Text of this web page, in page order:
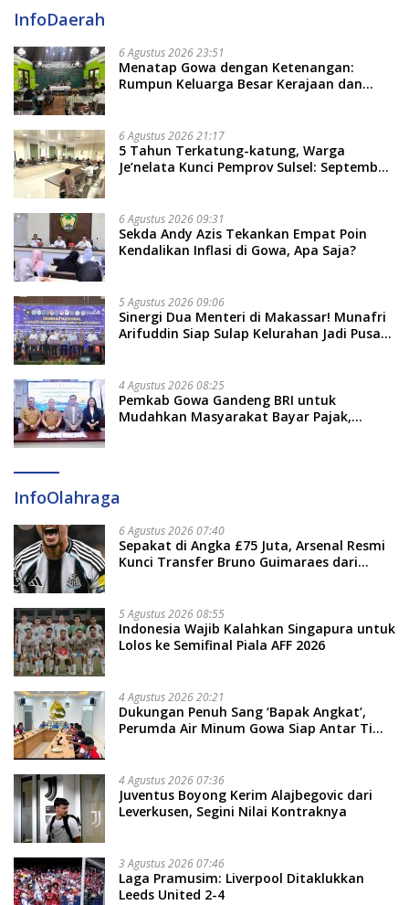
InfoDaerah
6 Agustus 2026 23:51
Menatap Gowa dengan Ketenangan:
Rumpun Keluarga Besar Kerajaan dan
Soal Adat dan Adab
6 Agustus 2026 21:17
5 Tahun Terkatung-katung, Warga
Je’nelata Kunci Pemprov Sulsel: September
6 Agustus 2026 09:31
Sekda Andy Azis Tekankan Empat Poin
Kendalikan Inflasi di Gowa, Apa Saja?
5 Agustus 2026 09:06
Sinergi Dua Menteri di Makassar! Munafri
Arifuddin Siap Sulap Kelurahan Jadi Pusat
4 Agustus 2026 08:25
Pemkab Gowa Gandeng BRI untuk
Mudahkan Masyarakat Bayar Pajak,
InfoOlahraga
6 Agustus 2026 07:40
Sepakat di Angka £75 Juta, Arsenal Resmi
Kunci Transfer Bruno Guimaraes dari
5 Agustus 2026 08:55
Indonesia Wajib Kalahkan Singapura untuk
Lolos ke Semifinal Piala AFF 2026
4 Agustus 2026 20:21
Dukungan Penuh Sang ‘Bapak Angkat’,
Perumda Air Minum Gowa Siap Antar Tim
4 Agustus 2026 07:36
Juventus Boyong Kerim Alajbegovic dari
Leverkusen, Segini Nilai Kontraknya
3 Agustus 2026 07:46
Laga Pramusim: Liverpool Ditaklukkan
Leeds United 2-4